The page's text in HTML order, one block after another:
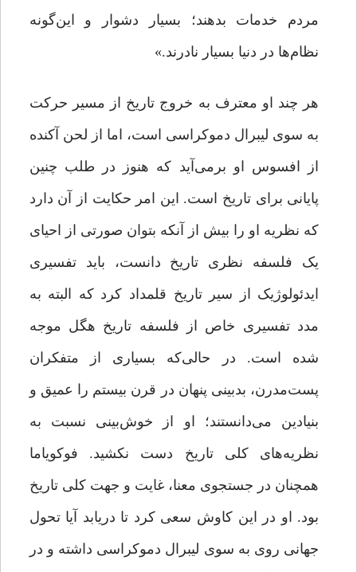
مردم خدمات بدهند؛ بسیار دشوار و این‌گونه
نظام‌ها در دنیا بسیار نادرند.»
هر چند او معترف به خروج تاریخ از مسیر حرکت
به سوی لیبرال دموکراسی است، اما از لحن آکنده
از افسوس او برمی‌آید که هنوز در طلب چنین
پایانی برای تاریخ است. این امر حکایت از آن دارد
که نظریه‌ او را بیش از آنکه بتوان صورتی از احیای
یک فلسفه‌ نظری تاریخ دانست، باید تفسیری
ایدئولوژیک از سیر تاریخ قلمداد کرد که البته به
مدد تفسیری خاص از فلسفه‌ تاریخ هگل موجه
شده است. در حالی‌که بسیاری از متفکران
پست‌مدرن، بدبینی پنهان در قرن بیستم را عمیق و
بنیادین می‌دانستند؛ او از خوش‌بینی نسبت به
نظریه‌های کلی تاریخ دست نکشید. فوکویاما
همچنان در جستجوی معنا، غایت و جهت کلی تاریخ
بود. او در این کاوش سعی کرد تا دریابد آیا تحول
جهانی روی به سوی لیبرال دموکراسی داشته و در